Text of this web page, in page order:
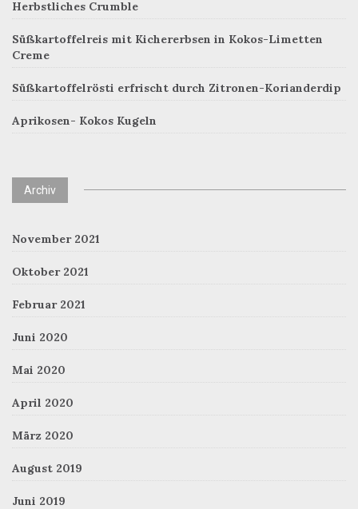
Herbstliches Crumble
Süßkartoffelreis mit Kichererbsen in Kokos-Limetten
Creme
Süßkartoffelrösti erfrischt durch Zitronen-Korianderdip
Aprikosen- Kokos Kugeln
Archiv
November 2021
Oktober 2021
Februar 2021
Juni 2020
Mai 2020
April 2020
März 2020
August 2019
Juni 2019